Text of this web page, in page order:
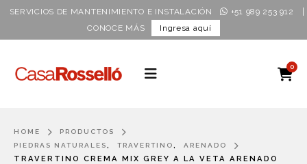
SERVICIOS DE MANTENIMIENTO E INSTALACIÓN +51 989 253 912
CONOCE MÁS Ingresa aquí
0
HOME
PRODUCTOS
PIEDRAS NATURALES, TRAVERTINO, ARENADO
TRAVERTINO CREMA MIX GREY A LA VETA ARENADO